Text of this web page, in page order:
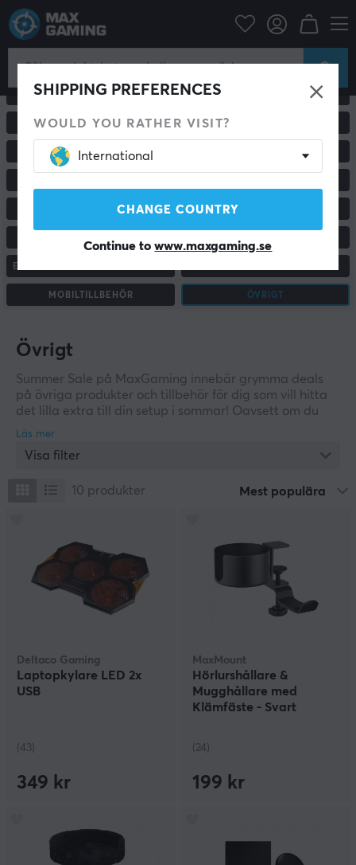
SHIPPING PREFERENCES
WOULD YOU RATHER VISIT?
International
CHANGE COUNTRY
Continue towww.maxgaming.se
ALLA PRODUKTER
GAMINGSTOLAR & TILLBEHÖR PC & BILDSKÄRMAR
RACING & SIMULATOR
HANDKONTROLLER KONSOL & TILLBEHÖR
ENERGIDRYCK & KOSTTILLSKOTT
MOBILTILLBEHÖR ÖVRIGT
Övrigt
Summer Sale på MaxGaming innebär grymma deals
på övriga produkter och tillbehör för dig som vill hitta
det lilla extra till din setup i sommar! Oavsett om du
letar efter smarta gadgets, praktiska tillbehör eller
som passar just dig. Ta en titt här nedan och upptäck
innan sommaren är över!
Visa filter
10 produkter Mest populära
Deltaco Gaming
Laptopkylare LED 2x
USB
(43)
349 kr
MaxMount
Hörlurshållare &
Mugghållare med
Klämfäste - Svart
(24)
199 kr